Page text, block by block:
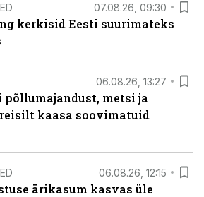
07.08.26, 09:30
kerkisid Eesti suurimateks
06.08.26, 13:27
metsi ja
kaasa soovimatuid
06.08.26, 12:15
ärikasum kasvas üle